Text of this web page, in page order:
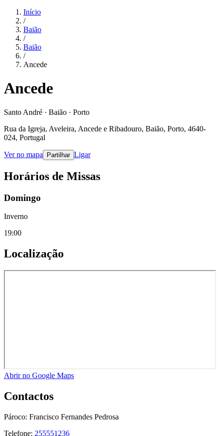
Início
/
Baião
/
Baião
/
Ancede
Ancede
Santo André · Baião · Porto
Rua da Igreja, Aveleira, Ancede e Ribadouro, Baião, Porto, 4640-
024, Portugal
Ver no mapa Partilhar Ligar
Horários de Missas
Domingo
Inverno
19:00
Localização
Abrir no Google Maps
Contactos
Pároco: Francisco Fernandes Pedrosa
Telefone: 255551236